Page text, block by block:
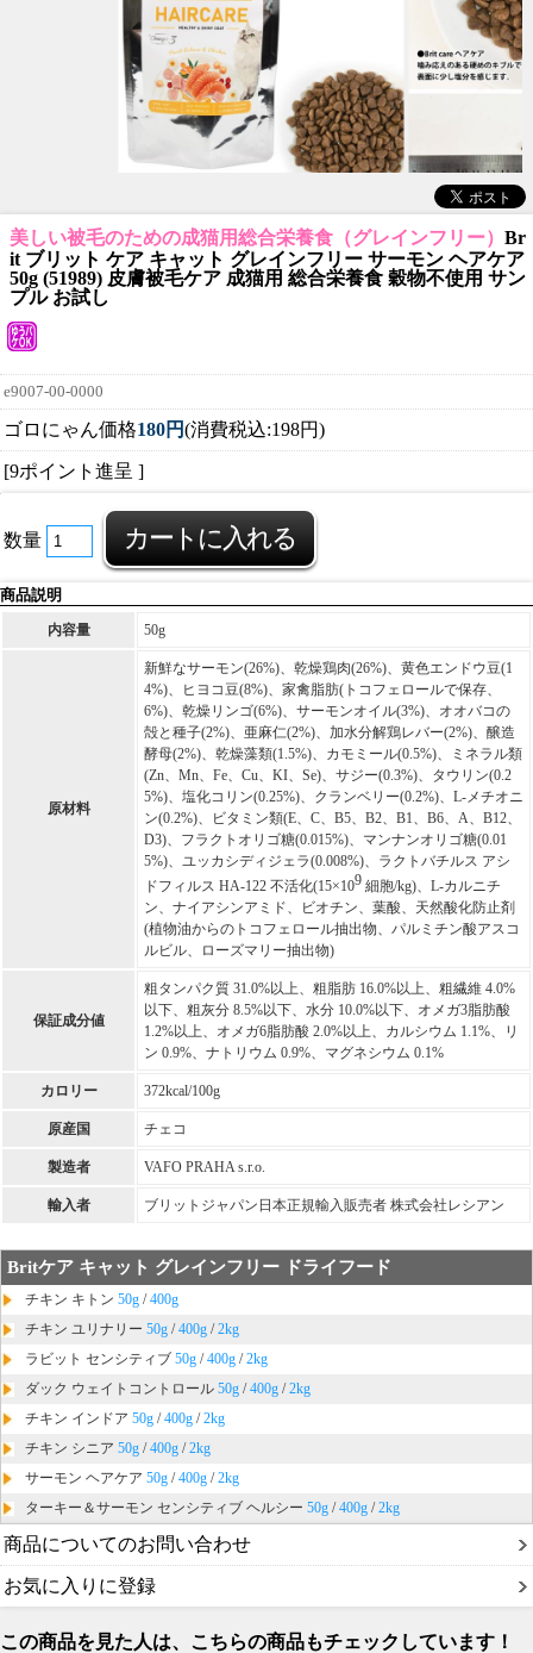
美しい被毛のための成猫用総合栄養食（グレインフリー） Br
it ブリット ケア キャット グレインフリー サーモン ヘアケア
50g (51989) 皮膚被毛ケア 成猫用 総合栄養食 穀物不使用 サン
プル お試し
e9007-00-0000
ゴロにゃん価格180円(消費税込:198円)
[9ポイント進呈 ]
数量
商品説明
内容量 50g
原材料
新鮮なサーモン(26%)、乾燥鶏肉(26%)、黄色エンドウ豆(1
4%)、ヒヨコ豆(8%)、家禽脂肪(トコフェロールで保存、
6%)、乾燥リンゴ(6%)、サーモンオイル(3%)、オオバコの
殻と種子(2%)、亜麻仁(2%)、加水分解鶏レバー(2%)、醸造
酵母(2%)、乾燥藻類(1.5%)、カモミール(0.5%)、ミネラル類
(Zn、Mn、Fe、Cu、KI、Se)、サジー(0.3%)、タウリン(0.2
5%)、塩化コリン(0.25%)、クランベリー(0.2%)、L-メチオニ
ン(0.2%)、ビタミン類(E、C、B5、B2、B1、B6、A、B12、
D3)、フラクトオリゴ糖(0.015%)、マンナンオリゴ糖(0.01
5%)、ユッカシディジェラ(0.008%)、ラクトバチルス アシ
ドフィルス HA-122 不活化(15×109 細胞/kg)、L-カルニチ
ン、ナイアシンアミド、ビオチン、葉酸、天然酸化防止剤
(植物油からのトコフェロール抽出物、パルミチン酸アスコ
ルビル、ローズマリー抽出物)
保証成分値
粗タンパク質 31.0%以上、粗脂肪 16.0%以上、粗繊維 4.0%
以下、粗灰分 8.5%以下、水分 10.0%以下、オメガ3脂肪酸
1.2%以上、オメガ6脂肪酸 2.0%以上、カルシウム 1.1%、リ
ン 0.9%、ナトリウム 0.9%、マグネシウム 0.1%
カロリー 372kcal/100g
原産国 チェコ
製造者 VAFO PRAHA s.r.o.
輸入者 ブリットジャパン日本正規輸入販売者 株式会社レシアン
Britケア キャット グレインフリー ドライフード
チキン キトン 50g /400g
チキン ユリナリー 50g /400g /2kg
ラビット センシティブ 50g /400g /2kg
ダック ウェイトコントロール 50g /400g /2kg
チキン インドア 50g /400g /2kg
チキン シニア 50g /400g /2kg
サーモン ヘアケア 50g /400g /2kg
ターキー＆サーモン センシティブ ヘルシー 50g /400g /2kg
商品についてのお問い合わせ
お気に入りに登録
この商品を見た人は、こちらの商品もチェックしています！